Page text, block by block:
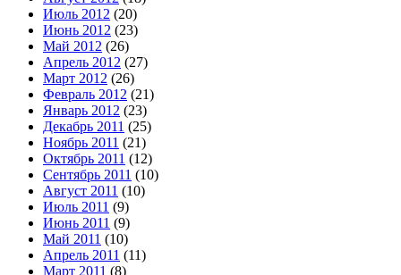
Июль 2012 (20)
Июнь 2012 (23)
Май 2012 (26)
Апрель 2012 (27)
Март 2012 (26)
Февраль 2012 (21)
Январь 2012 (23)
Декабрь 2011 (25)
Ноябрь 2011 (21)
Октябрь 2011 (12)
Сентябрь 2011 (10)
Август 2011 (10)
Июль 2011 (9)
Июнь 2011 (9)
Май 2011 (10)
Апрель 2011 (11)
Март 2011 (8)